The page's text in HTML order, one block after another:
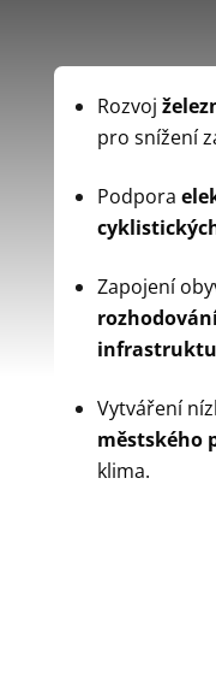
Rozvoj
pro snížení
Podpora
Zapojení
Vytváření
městského
klima.